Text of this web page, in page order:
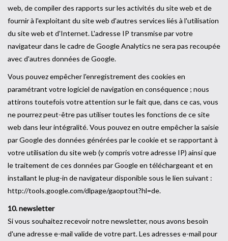
web, de compiler des rapports sur les activités du site web et de
fournir à l'exploitant du site web d'autres services liés à l'utilisation
du site web et d'Internet. L'adresse IP transmise par votre
navigateur dans le cadre de Google Analytics ne sera pas recoupée
avec d'autres données de Google.
Vous pouvez empêcher l'enregistrement des cookies en
paramétrant votre logiciel de navigation en conséquence ; nous
attirons toutefois votre attention sur le fait que, dans ce cas, vous
ne pourrez peut-être pas utiliser toutes les fonctions de ce site
web dans leur intégralité. Vous pouvez en outre empêcher la saisie
par Google des données générées par le cookie et se rapportant à
votre utilisation du site web (y compris votre adresse IP) ainsi que
le traitement de ces données par Google en téléchargeant et en
installant le plug-in de navigateur disponible sous le lien suivant :
http://tools.google.com/dlpage/gaoptout?hl=de.
10. newsletter
Si vous souhaitez recevoir notre newsletter, nous avons besoin
d'une adresse e-mail valide de votre part. Les adresses e-mail pour